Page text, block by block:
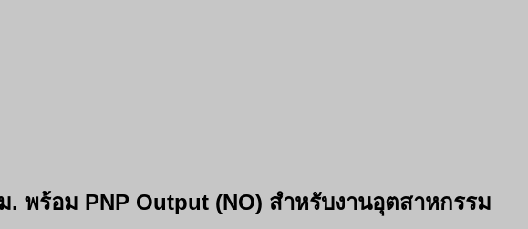
. พร้อม PNP Output (NO) สำหรับงานอุตสาหกรรม